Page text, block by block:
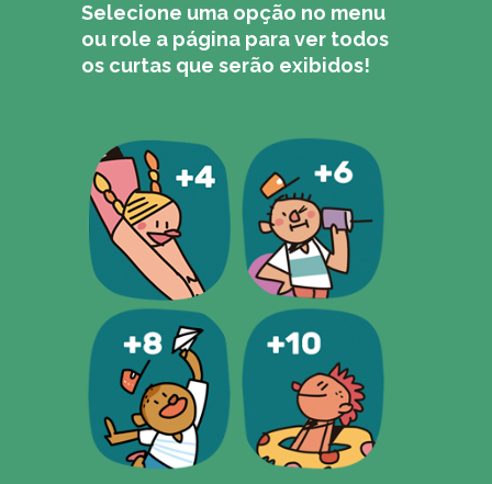
Selecione uma opção no menu
ou role a página para ver todos
os curtas que serão exibidos!